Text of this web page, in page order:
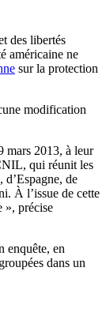
des libertés
américaine ne
sur la protection
modification
mars 2013, à leur
qui réunit les
d’Espagne, de
À l’issue de cette
», précise
enquête, en
dans un